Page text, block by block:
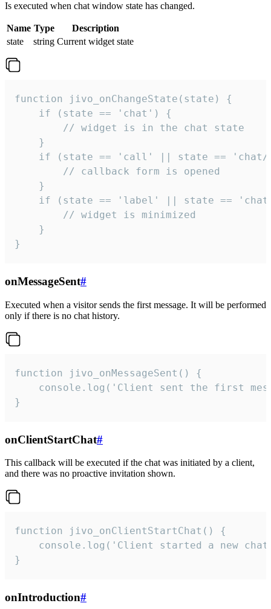
Is executed when chat window state has changed.
Name Type
Description
state
string Current widget state
function jivo_onChangeState(state) {
    if (state == 'chat') {
        // widget is in the chat state
    }
if (state == 'call' || state ==
        // callback form is opened
    }
if (state == 'label' || state ==
        // widget is minimized
    }
}
onMessageSent#
Executed when a visitor sends the first message. It will be performed
only if there is no chat history.
function jivo_onMessageSent() {
console.log('Client sent the first
}
onClientStartChat#
This callback will be executed if the chat was initiated by a client,
and there was no proactive invitation shown.
function jivo_onClientStartChat() {
console.log('Client started a new
}
onIntroduction#